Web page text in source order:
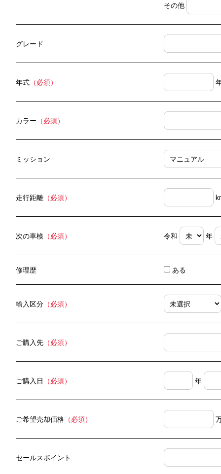
その他
グレード
年式 （必須）
カラー （必須）
ミッション
走行距離 （必須）
次の車検 （必須） 令和 年
修理歴 ある
輸入区分 （必須）
ご購入先 （必須）
ご購入日 （必須） 年
ご希望売却価格 （必須）
セールスポイント